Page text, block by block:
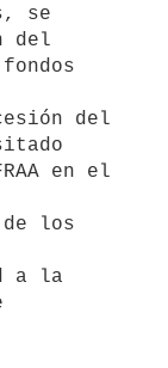
se
del
del
en el
los
a la